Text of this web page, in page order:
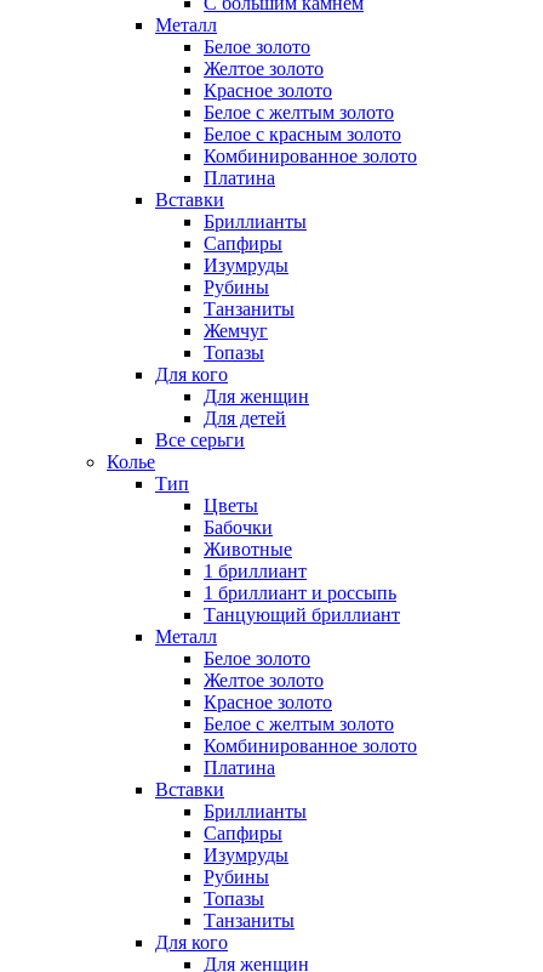
Металл
Белое золото
Желтое золото
Красное золото
Белое с желтым золото
Белое с красным золото
Комбинированное золото
Платина
Вставки
Бриллианты
Сапфиры
Изумруды
Рубины
Танзаниты
Жемчуг
Топазы
Для кого
Для женщин
Для детей
Все серьги
Колье
Тип
Цветы
Бабочки
Животные
1 бриллиант
1 бриллиант и россыпь
Танцующий бриллиант
Металл
Белое золото
Желтое золото
Красное золото
Белое с желтым золото
Комбинированное золото
Платина
Вставки
Бриллианты
Сапфиры
Изумруды
Рубины
Топазы
Танзаниты
Для кого
Для женщин